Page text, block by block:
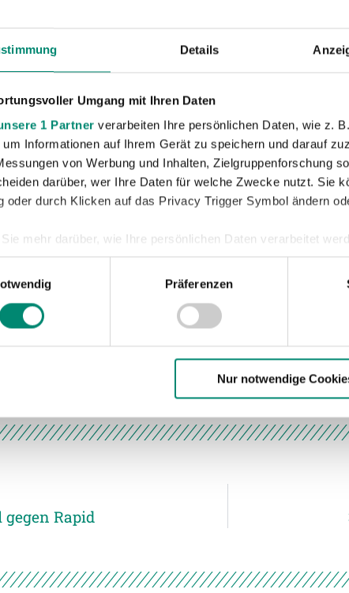
Details
Umgang mit Ihren Daten
1 Partner verarbeiten Ihre persönlichen Daten, wie z.
Informationen auf Ihrem Gerät zu speichern und darauf
von Werbung und Inhalten, Zielgruppenforschung
darüber, wer Ihre Daten für welche Zwecke nutzt. Sie
oder durch Klicken auf das Privacy Trigger Symbol ändern
Sie mehr darüber, wie Ihre persönlichen Daten verarbeitet
fest.
auf unsere Website zu analysieren. Außerdem geben
insbesondere zu Speicherdauer und Empfänger
Präferenzen
Nur notwendige
durch eine Ecke, die jedoch erfolglos blieb
Ausgleich zum 1:1 durch Sané.Nach einer guten Stunde
über rechts außen, doch ohne direkt gefährlich zu
wieder eine gute Möglichkeit. Nach einem
wurde, versuchte es Grosse mit einem Nachschuss –
hatten die Rieder wieder eine gute Chance durch
der Welser wurde von Köstenbauer in der 76. Minute
auf 1:2 erhöhen durch ein Kopfballtor von Mutandwa.
nochmal gefährlich, der Kopfball ging jedoch
1:2-Auswärtssieg für unsere SVR.
Wernitznig, Bajic – Rasner, Maart – Van Wyk, Kiedl,
Sollbauer, Weissenbacher, Rossdorfer – Rasner, Maart
Rapid